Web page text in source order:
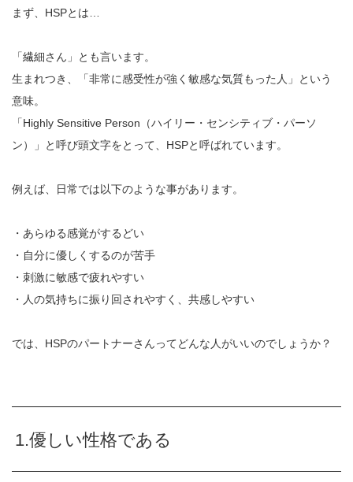
まず、HSPとは…
「繊細さん」とも言います。
生まれつき、「非常に感受性が強く敏感な気質もった人」という
意味。
「Highly Sensitive Person（ハイリー・センシティブ・パーソ
ン）」と呼び頭文字をとって、HSPと呼ばれています。
例えば、日常では以下のような事があります。
・あらゆる感覚がするどい
・自分に優しくするのが苦手
・刺激に敏感で疲れやすい
・人の気持ちに振り回されやすく、共感しやすい
では、HSPのパートナーさんってどんな人がいいのでしょうか？
1.優しい性格である